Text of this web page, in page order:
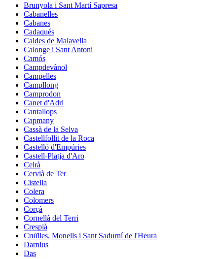
Brunyola i Sant Martí Sapresa
Cabanelles
Cabanes
Cadaqués
Caldes de Malavella
Calonge i Sant Antoni
Camós
Campdevànol
Campelles
Campllong
Camprodon
Canet d'Adri
Cantallops
Capmany
Cassà de la Selva
Castellfollit de la Roca
Castelló d'Empúries
Castell-Platja d'Aro
Celrà
Cervià de Ter
Cistella
Colera
Colomers
Corçà
Cornellà del Terri
Crespià
Cruïlles, Monells i Sant Sadurní de l'Heura
Darnius
Das